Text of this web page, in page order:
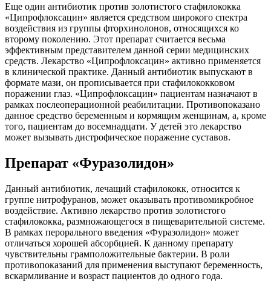
Еще один антибиотик против золотистого стафилококка
«Ципрофлоксацин» является средством широкого спектра
воздействия из группы фторхинолонов, относящихся ко
второму поколению. Этот препарат считается весьма
эффективным представителем данной серии медицинских
средств. Лекарство «Ципрофлоксацин» активно применяется
в клинической практике. Данный антибиотик выпускают в
формате мази, он прописывается при стафилококковом
поражении глаз. «Ципрофлоксацин» пациентам назначают в
рамках послеоперационной реабилитации. Противопоказано
данное средство беременным и кормящим женщинам, а, кроме
того, пациентам до восемнадцати. У детей это лекарство
может вызывать дистрофическое поражение суставов.
Препарат «Фуразолидон»
Данный антибиотик, лечащий стафилококк, относится к
группе нитрофуранов, может оказывать противомикробное
воздействие. Активно лекарство против золотистого
стафилококка, размножающегося в пищеварительной системе.
В рамках перорального введения «Фуразолидон» может
отличаться хорошей абсорбцией. К данному препарату
чувствительны грамположительные бактерии. В роли
противопоказаний для применения выступают беременность,
вскармливание и возраст пациентов до одного года.